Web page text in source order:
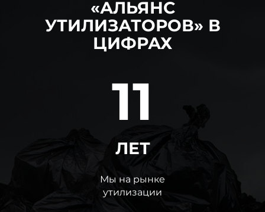
«АЛЬЯНС
УТИЛИЗАТОРОВ» В
ЦИФРАХ
11
ЛЕТ
Мы на рынке
утилизации